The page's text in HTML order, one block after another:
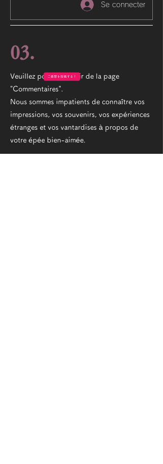
Se connecter
03.
Veuillez poster à partir de la page
"Commentaires".
Nous sommes impatients de connaître vos
impressions, vos souvenirs, vos expériences
étranges et vos vantardises à propos de
votre épée bien-aimée.